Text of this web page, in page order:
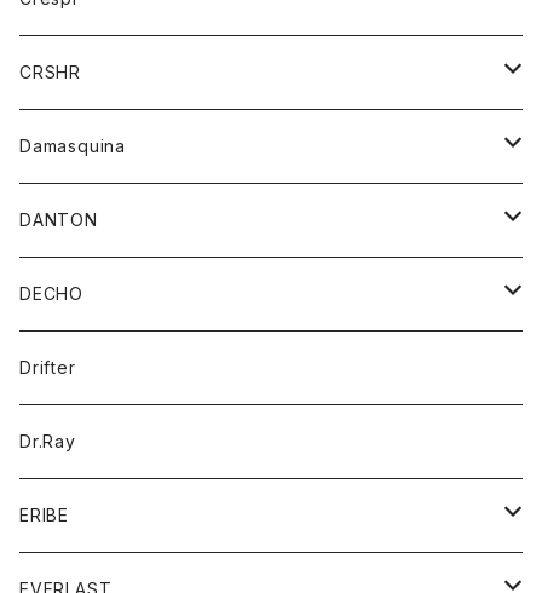
チーフ
バンダナ
トレーナー
パーカー
Tシャツ
パーカー
ジャケット
ジャケット
ワンピース
ブラウス
CRSHR
キャップ
Damasquina
ウォレット
カードケース
バッグ
DANTON
アウター
コート
ジャケット
アクセサリー
バッグ
キッズ
シャツ
Tシャツ
グッズ
帽子
トップス
DECHO
帽子
Drifter
Dr.Ray
ERIBE
ニット
EVERLAST